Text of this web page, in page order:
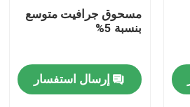
مسحوق جرافيت متوسع
بنسبة 5%
إرسال استفسار